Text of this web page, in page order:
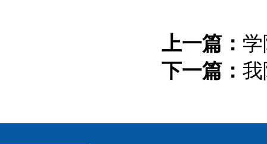
上一篇：
下一篇：